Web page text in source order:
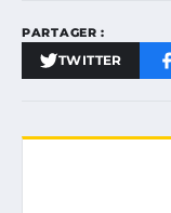
PARTAGER :
TWITTER